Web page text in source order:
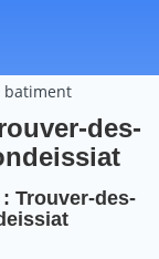
batiment
des-
Trouver-des-